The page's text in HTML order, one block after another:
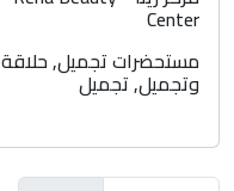
Center
مستحضرات تجميل,حلاقة
وتجميل,تجميل